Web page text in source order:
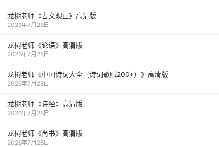
龙树老师《古文观止》高清版
2026年7月28日
龙树老师《论语》高清版
2026年7月28日
龙树老师《中国诗词大全（诗词歌赋200+）》高清版
2026年7月28日
龙树老师《诗经》高清版
2026年7月28日
龙树老师《尚书》高清版
2026年7月28日